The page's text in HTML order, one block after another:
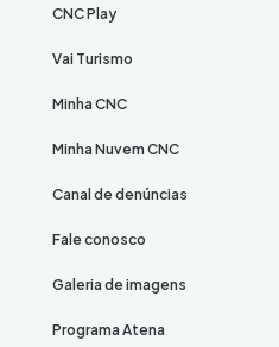
CNC Play
Vai Turismo
Minha CNC
Minha Nuvem CNC
Canal de denúncias
Fale conosco
Galeria de imagens
Programa Atena